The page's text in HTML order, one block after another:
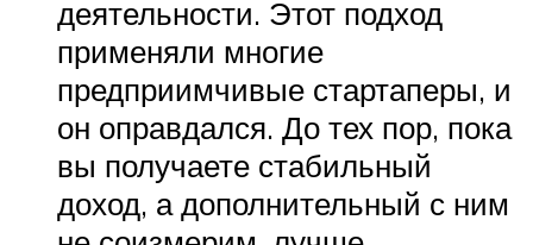
деятельности. Этот подход
применяли многие
предприимчивые стартаперы, и
он оправдался. До тех пор, пока
вы получаете стабильный
доход, а дополнительный с ним